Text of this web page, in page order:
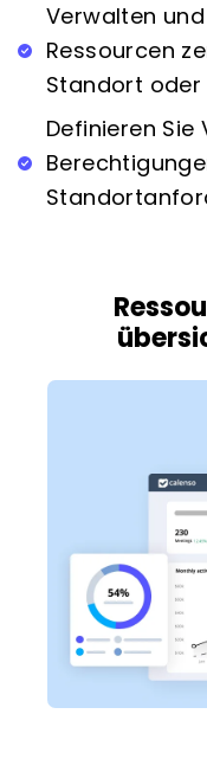
Verwalten
Ressourcen
Standort oder
Definieren